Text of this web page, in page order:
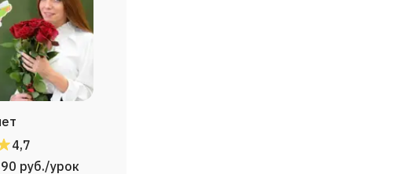
4,7
руб./урок